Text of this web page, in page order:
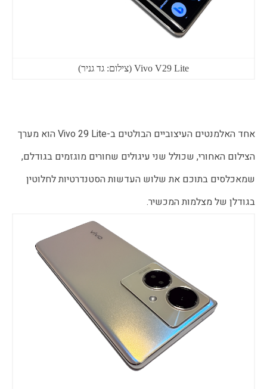
Vivo V29 Lite (צילום: גד גניר)
אחד האלמנטים העיצוביים הבולטים ב-Vivo 29 Lite הוא מערך
הצילום האחורי, שכולל שני עיגולים שחורים מוגזמים בגודלם,
שמאכלסים בתוכם את שלוש העדשות הסטנדרטיות לחלוטין
בגודלן של מצלמות המכשיר.